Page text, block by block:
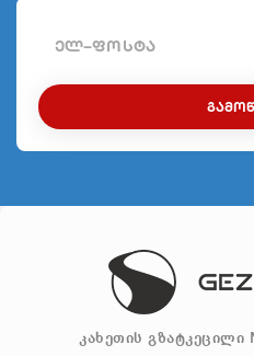
კახეთის გზატკეცილი